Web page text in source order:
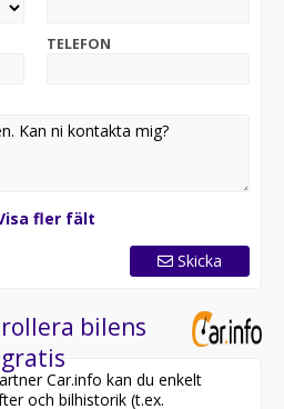
4
takbox,
Fråga!
på 2 anläggningar
vi garanterat en bil som
FÖR ALLA BILAR
TELEFON
fler fält
Skicka
bilens
Car.info kan du enkelt
och bilhistorik (t.ex.